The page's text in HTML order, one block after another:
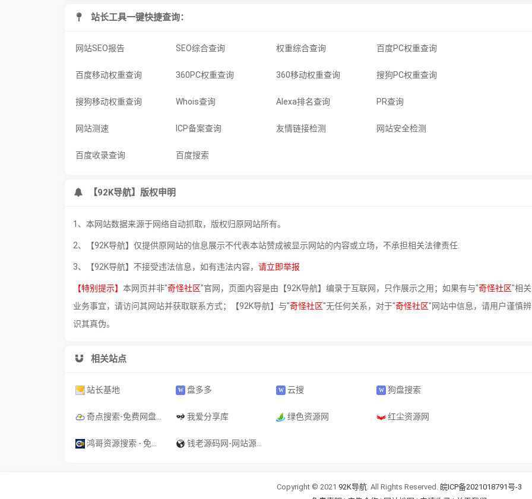
站长工具一键快捷查询：
网站SEO报告 SEO综合查询 权重综合查询 百度PC权重查询
百度移动权重查询 360PC权重查询 360移动权重查询 搜狗PC权重查询
搜狗移动权重查询 Whois查询 Alexa排名查询 PR查询
网站测速 ICP备案查询 友情链接检测 网站安全检测
百度收录查询 百度搜索
【92K导航】版权申明
1、本网站数据来源于网络自动抓取，版权归原网站所有。
2、【92K导航】仅提供原网站的信息展示不代表本站赞成被显示网站的内容或立场，不承担相关法律责任.
3、【92K导航】不接受违法信息，如有违法内容， 请立即举报
【特别提示】 本网页并非"奇怪社区"官网，页面内容是由【92K导航】编录于互联网，只作展示之用；如果有与"奇怪社区"相关
业务事宜，请访问其网站并获取联系方式；【92K导航】与"奇怪社区"无任何关系，对于"奇怪社区"网站中信息，请用户谨慎辨
识其真伪。
相关站点
站长基地 盘多多 云搜 狗盘搜索
奇点搜索-免费网盘搜索引擎｜短剧·电影·电视剧·动漫｜影视·软件·教程 我爱分享库 绿色资源网 红尘资源网
鸿哥资源搜索 - 免费网盘搜索引擎｜短剧·电影·电视剧在线检索｜影视软件资料索引 钱老源码网-网站源码_小程序源码_主题模板下载
Copyright © 2021 92K导航. All Rights Reserved. 皖ICP备2021018791号-3